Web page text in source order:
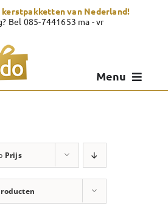
van Nederland!
Bel 085-7441653 ma - vr
Menu
Prijs